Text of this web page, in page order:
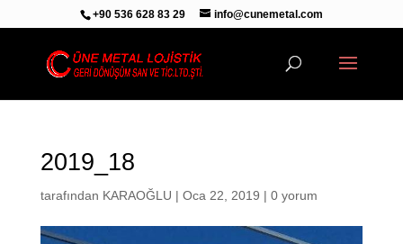
+90 536 628 83 29 info@cunemetal.com
2019_18
tarafından KARAOĞLU | Oca 22, 2019 | 0 yorum